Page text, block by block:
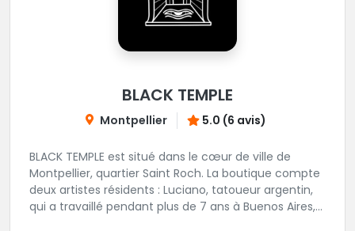
BLACK TEMPLE
Montpellier 5.0 (6 avis)
BLACK TEMPLE est situé dans le cœur de ville de
Montpellier, quartier Saint Roch. La boutique compte
deux artistes résidents : Luciano, tatoueur argentin,
qui a travaillé pendant plus de 7 ans à Buenos Aires,